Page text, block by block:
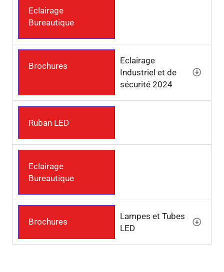
Eclairage
Bureautique
Brochures
Eclairage
Industriel et de
sécurité 2024
Ruban LED
Eclairage
Bureautique
Brochures
Lampes et Tubes
LED